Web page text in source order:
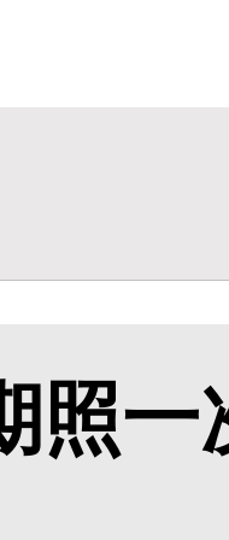
照一